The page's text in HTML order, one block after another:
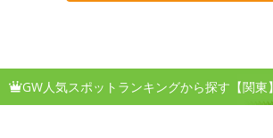
GW人気スポットランキングから探す【関東】